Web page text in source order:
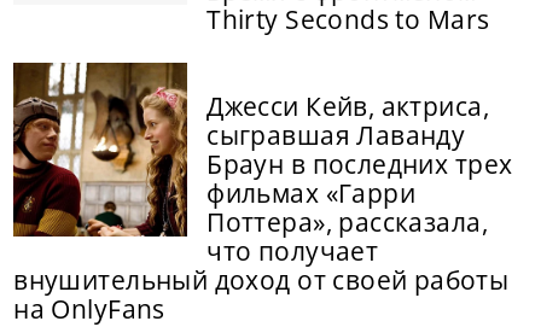
Thirty Seconds to Mars
Джесси Кейв, актриса,
сыгравшая Лаванду
Браун в последних трех
фильмах «Гарри
Поттера», рассказала,
что получает
внушительный доход от своей работы
на OnlyFans